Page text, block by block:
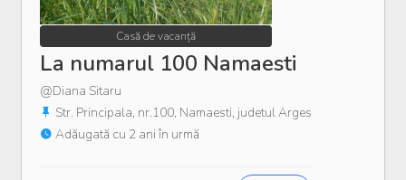
Casă de vacanță
La numarul 100 Namaesti
@Diana Sitaru
Str. Principala, nr.100, Namaesti, judetul Arges
Adăugată cu 2 ani în urmă